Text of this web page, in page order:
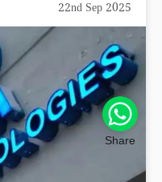
22nd Sep 2025
Share